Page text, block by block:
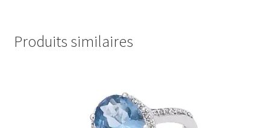
Produits similaires